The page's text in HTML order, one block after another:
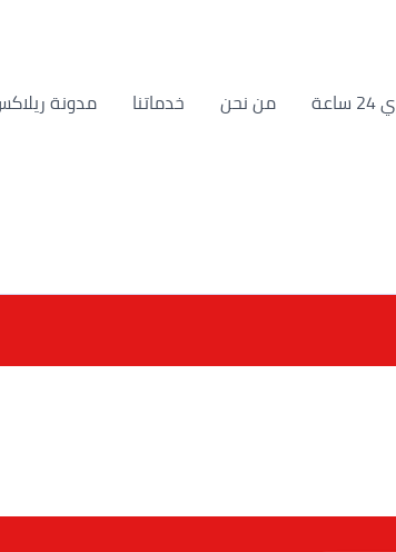
من نحن خدماتنا مدونة